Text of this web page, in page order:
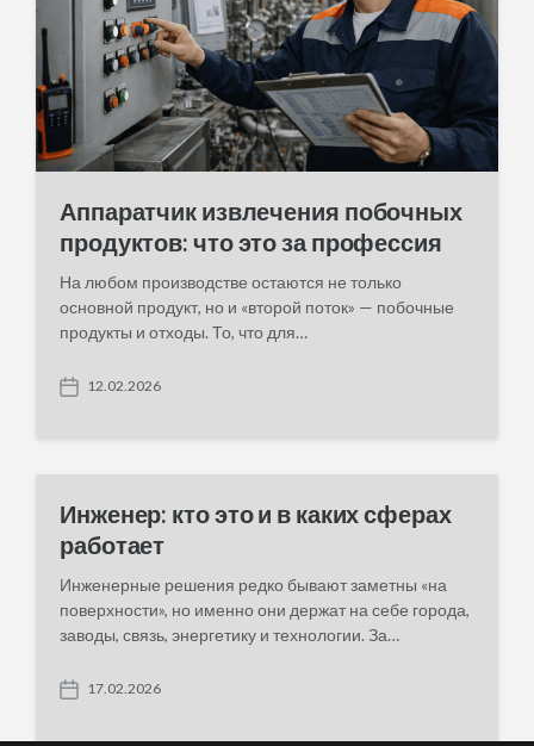
Аппаратчик извлечения побочных
продуктов: что это за профессия
На любом производстве остаются не только
основной продукт, но и «второй поток» — побочные
продукты и отходы. То, что для…
P
a
t
e
12.02.2026
Инженер: кто это и в каких сферах
работает
Инженерные решения редко бывают заметны «на
поверхности», но именно они держат на себе города,
заводы, связь, энергетику и технологии. За…
P
s
17.02.2026